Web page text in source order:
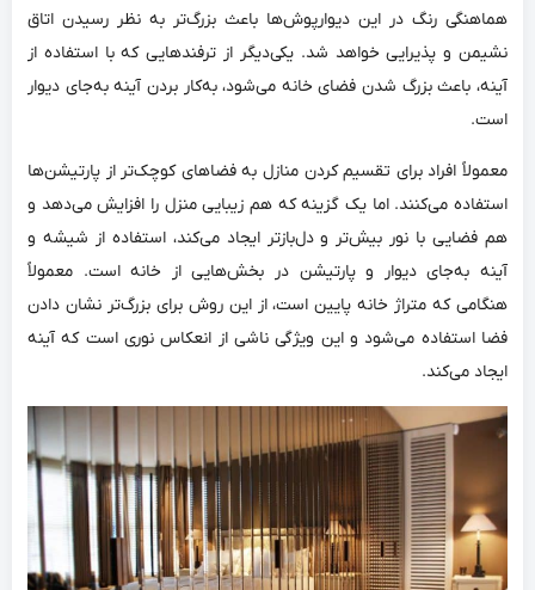
هماهنگی رنگ در این دیوارپوش‌ها باعث بزرگ‌تر به نظر رسیدن اتاق
نشیمن و پذیرایی خواهد شد. یکی‌دیگر از ترفندهایی که با استفاده از
آینه، باعث بزرگ شدن فضای خانه می‌شود، به‌کار بردن آینه به‌جای دیوار
است.
معمولاً افراد برای تقسیم کردن منازل به فضاهای کوچک‌تر از پارتیشن‌ها
استفاده می‌کنند. اما یک گزینه که هم زیبایی منزل را افزایش می‌دهد و
هم فضایی با نور بیش‌تر و دل‌بازتر ایجاد می‌کند، استفاده از شیشه و
آینه به‌جای دیوار و پارتیشن در بخش‌هایی از خانه است. معمولاً
هنگامی که متراژ خانه پایین است، از این روش برای بزرگ‌تر نشان دادن
فضا استفاده می‌شود و این ویژگی ناشی از انعکاس نوری است که آینه
ایجاد می‌کند.